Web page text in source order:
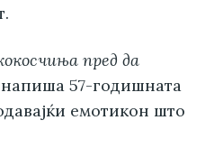
пред да
57-годишната
емотикон што